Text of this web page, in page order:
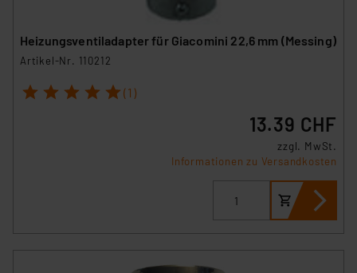
Heizungsventiladapter für Giacomini 22,6 mm (Messing)
Artikel-Nr. 110212
1 2 3 4 5 (1)
13.39 CHF
zzgl. MwSt.
Informationen zu Versandkosten